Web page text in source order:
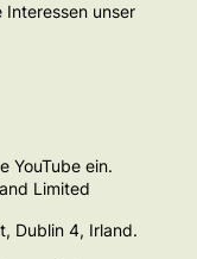
unser
YouTube ein.
Limited
Dublin 4, Irland.